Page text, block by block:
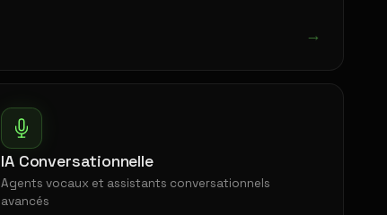
→
IA Conversationnelle
Agents vocaux et assistants conversationnels
avancés